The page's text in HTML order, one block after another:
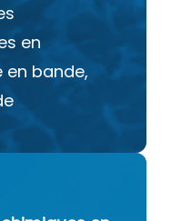
en
en bande,